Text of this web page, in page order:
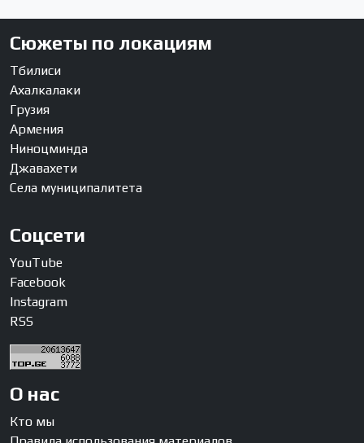
Сюжеты по локациям
Тбилиси
Ахалкалаки
Грузия
Армения
Ниноцминда
Джавахети
Села муниципалитета
Соцсети
YouTube
Facebook
Instagram
RSS
О нас
Кто мы